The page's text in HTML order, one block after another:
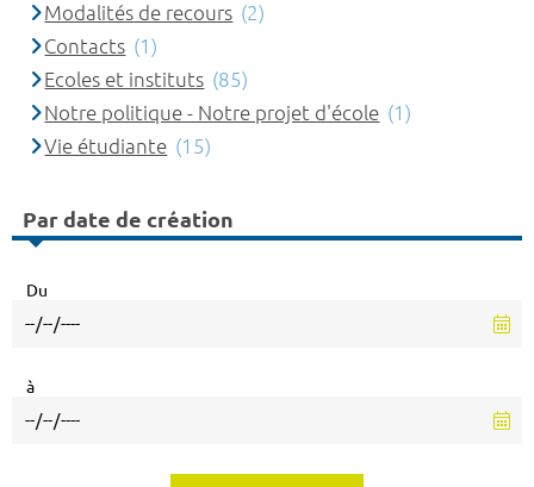
Modalités de recours (2)
Contacts (1)
Ecoles et instituts (85)
Notre politique - Notre projet d'école (1)
Vie étudiante (15)
Par date de création
Du
à